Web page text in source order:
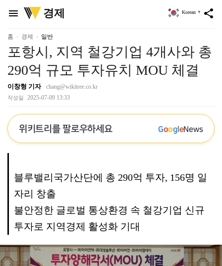
menu
위
키
리
경제 share
Korean ▼
홈 경제 일반
포항시, 지역 철강기업 4개사와 총
290억 규모 투자유치 MOU 체결
이창형 기자 chang@wikitree.co.kr
작성일 2025-07-09 13:33
위키트리를 팔로우하세요 GoogleNews
블루밸리국가산단에 총 290억 투자, 156명 일
자리 창출
불안정한 글로벌 통상환경 속 철강기업 신규
투자로 지역경제 활성화 기대